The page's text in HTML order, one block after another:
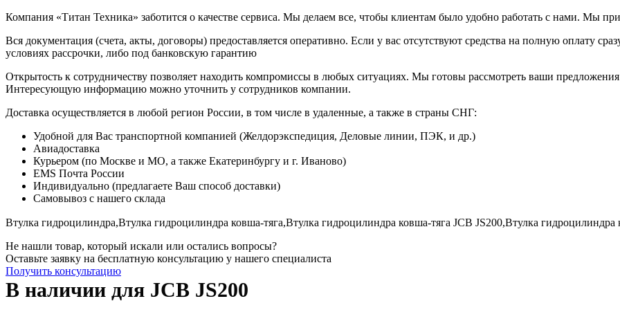
Компания «Титан Техника» заботится о качестве сервиса. Мы делаем все, чтобы клиентам было удобно работать с нами. Мы
Вся документация (счета, акты, договоры) предоставляется оперативно. Если у вас отсутствуют средства на полную оплату
условиях рассрочки, либо под банковскую гарантию
Открытость к сотрудничеству позволяет находить компромиссы в любых ситуациях. Мы готовы рассмотреть ваши
Интересующую информацию можно уточнить у сотрудников компании.
Доставка осуществляется в любой регион России, в том числе в удаленные, а также в страны СНГ:
Удобной для Вас транспортной компанией (Желдорэкспедиция, Деловые линии, ПЭК, и др.)
Авиадоставка
Курьером (по Москве и МО, а также Екатеринбургу и г. Иваново)
EMS Почта России
Индивидуально (предлагаете Ваш способ доставки)
Самовывоз с нашего склада
Втулка гидроцилиндра,Втулка гидроцилиндра ковша-тяга,Втулка гидроцилиндра ковша-тяга JCB JS200,Втулка гидроцилиндра
Не нашли товар, который искали или остались вопросы?
Оставьте заявку на бесплатную консультацию у нашего специалиста
Получить консультацию
В наличии для JCB JS200